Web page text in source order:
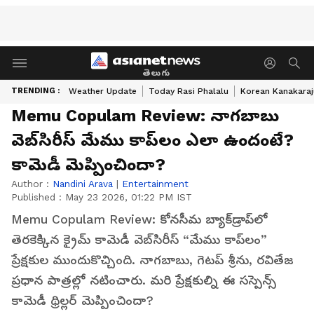
తెలుగు
TRENDING : Weather Update Today Rasi Phalalu Korean
Memu Copulam Review: నాగబాబు
వెబ్‌సిరీస్ మేము కాప్‌లం ఎలా ఉందంటే?
కామెడీ మెప్పించిందా?
Author : Nandini Arava | Entertainment
Published : May 23 2026, 01:22 PM IST
Memu Copulam Review: కోనసీమ బ్యాక్‌డ్రాప్‌లో
తెరకెక్కిన క్రైమ్ కామెడీ వెబ్‌సిరీస్ “మేము కాప్‌లం”
ప్రేక్షకుల ముందుకొచ్చింది. నాగబాబు, గెటప్ శ్రీను, రవితేజ
ప్రధాన పాత్రల్లో నటించారు. మరి ప్రేక్షకుల్ని ఈ సస్పెన్స్
కామెడీ థ్రిల్లర్ మెప్పించిందా?